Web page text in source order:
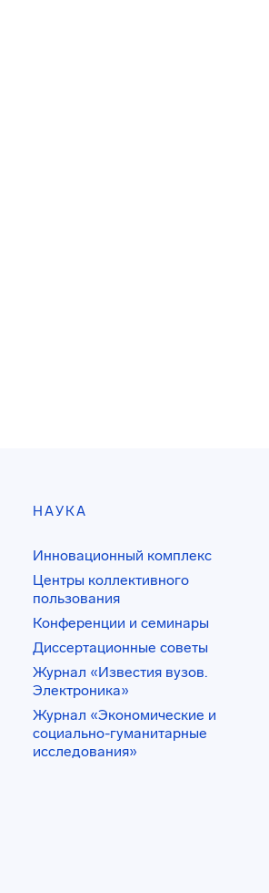
НАУКА
Инновационный комплекс
Центры коллективного
пользования
Конференции и семинары
Диссертационные советы
Журнал «Известия вузов.
Электроника»
Журнал «Экономические и
социально-гуманитарные
исследования»